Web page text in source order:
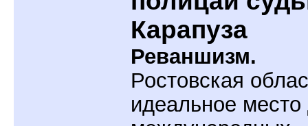
Карапуза
Реваншизм.
Ростовская
идеальное место